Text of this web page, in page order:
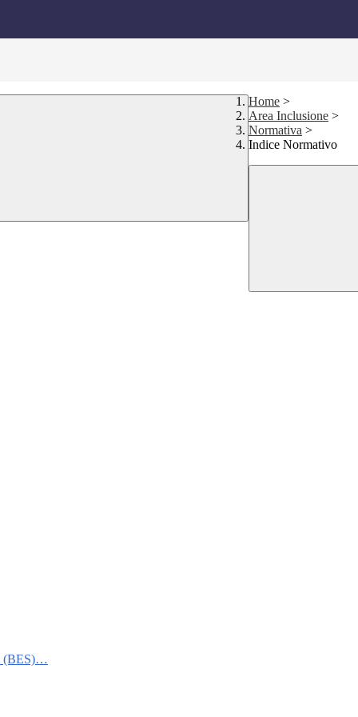
Home >
Area Inclusione >
Normativa >
Indice Normativo
(BES)…